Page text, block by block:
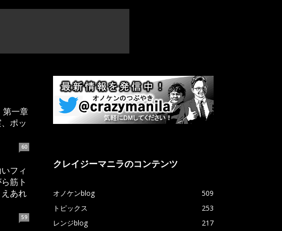
第一章
ポッ
60
フィ
筋ト
あれ
59
クレイジーマニラのコンテンツ
オノケンblog
509
トピックス
253
レンジblog
217